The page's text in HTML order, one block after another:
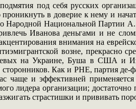
под себя русских
проникнуть в доверие к нему и
Народной Национальной Партии
Иванова деньгами и не
внимания на
возне,
на Украине, Буша в США и
Как и РНЕ, партия де-
чаще и эффективней
лидера организации;
страстишки и прививать